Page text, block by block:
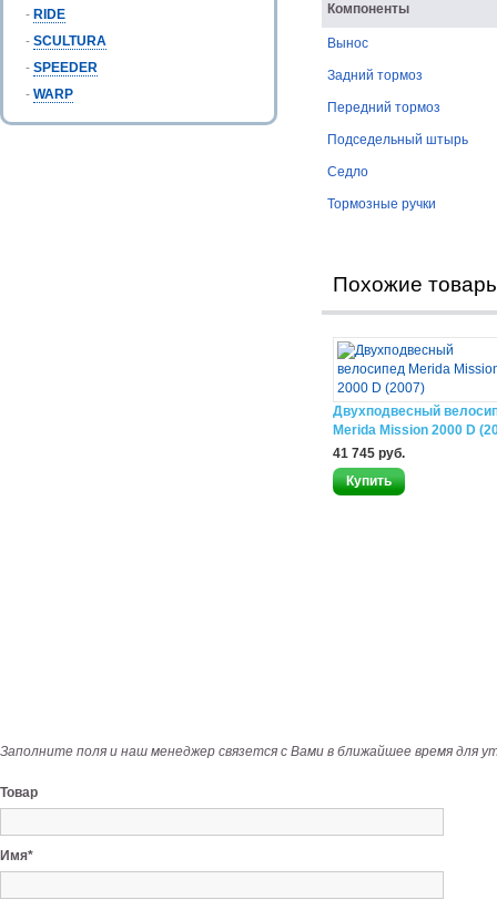
- RIDE
- SCULTURA
- SPEEDER
- WARP
Компоненты
Вынос
Задний тормоз
Передний тормоз
Подседельный штырь
Седло
Тормозные ручки
Похожие
Двухподвесный
Merida Mission 2000 D
41 745 руб.
Заполните поля и наш менеджер связется с Вами в ближайшее время для
Товар
Имя*